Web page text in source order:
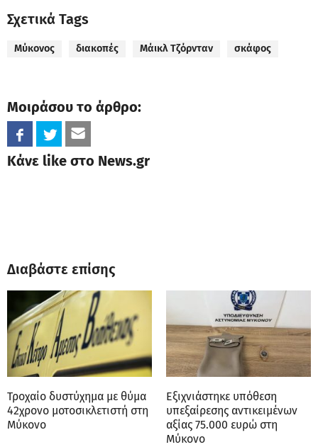
Σχετικά Tags
Μύκονος διακοπές Μάικλ Τζόρνταν σκάφος
Μοιράσου το άρθρο:
Κάνε like στο News.gr
Διαβάστε επίσης
Τροχαίο δυστύχημα με θύμα
42χρονο μοτοσικλετιστή στη
Μύκονο
Εξιχνιάστηκε υπόθεση
υπεξαίρεσης αντικειμένων
αξίας 75.000 ευρώ στη
Μύκονο